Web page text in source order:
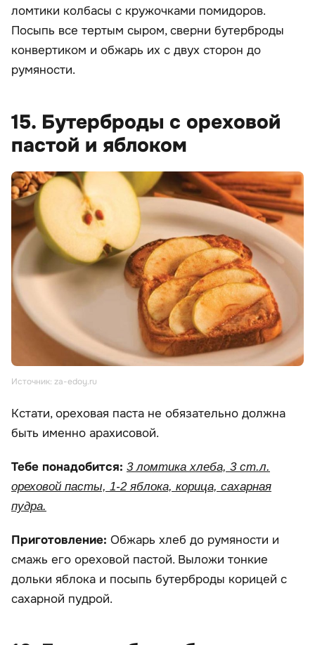
ломтики колбасы с кружочками помидоров.
Посыпь все тертым сыром, сверни бутерброды
конвертиком и обжарь их с двух сторон до
румяности.
15. Бутерброды с ореховой
пастой и яблоком
Источник: za-edoy.ru
Кстати, ореховая паста не обязательно должна
быть именно арахисовой.
Тебе понадобится: 3 ломтика хлеба, 3 ст.л.
ореховой пасты, 1-2 яблока, корица, сахарная
пудра.
Приготовление: Обжарь хлеб до румяности и
смажь его ореховой пастой. Выложи тонкие
дольки яблока и посыпь бутерброды корицей с
сахарной пудрой.